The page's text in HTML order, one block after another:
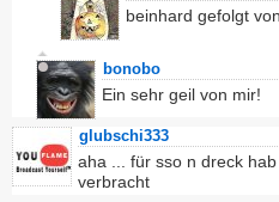
beinhard gefolgt
bonobo
Ein sehr geil von mir!
glubschi333
aha ... für sso n dreck
verbracht